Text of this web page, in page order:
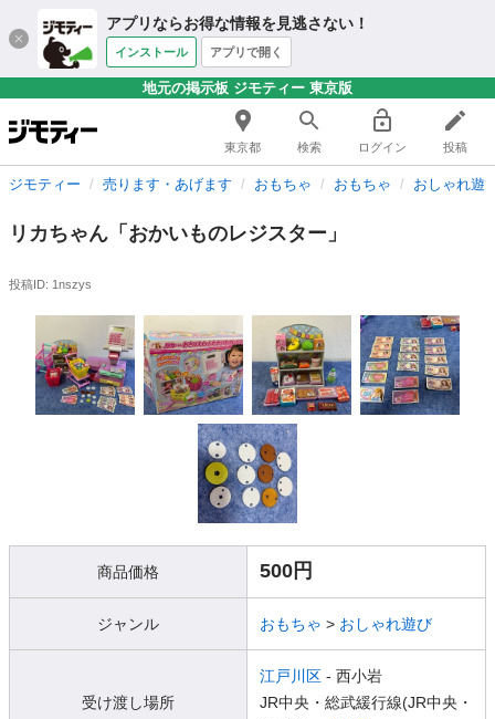
アプリならお得な情報を見逃さない！
インストール アプリで開く
地元の掲示板 ジモティー 東京版
東京都 検索 ログイン 投稿
ジモティー 売ります・あげます おもちゃ おもちゃ おしゃれ遊
リカちゃん「おかいものレジスター」
投稿ID: 1nszys
商品価格 500円
ジャンル おもちゃ > おしゃれ遊び
受け渡し場所
江戸川区 - 西小岩
JR中央・総武緩行線(JR中央・